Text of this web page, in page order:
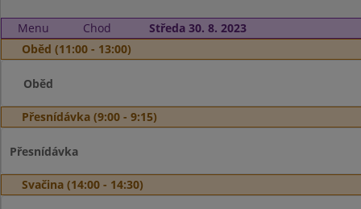
Menu Chod
Středa 30. 8. 2023
Oběd (11:00 - 13:00)
Oběd
Přesnídávka (9:00 - 9:15)
Přesnídávka
Svačina (14:00 - 14:30)